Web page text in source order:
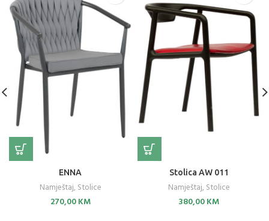
ENNA
Namještaj,Stolice
270,00KM
Stolica AW 011
Namještaj,Stolice
380,00KM